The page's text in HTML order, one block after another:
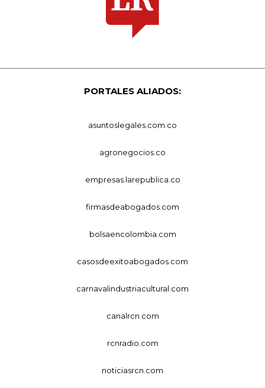
PORTALES ALIADOS:
asuntoslegales.com.co
agronegocios.co
empresas.larepublica.co
firmasdeabogados.com
bolsaencolombia.com
casosdeexitoabogados.com
carnavalindustriacultural.com
canalrcn.com
rcnradio.com
noticiasrcn.com